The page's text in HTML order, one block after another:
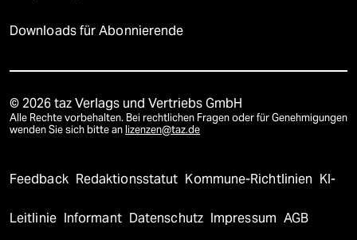
Downloads für Abonnierende
© 2026 taz Verlags und Vertriebs GmbH
Alle Rechte vorbehalten. Bei rechtlichen Fragen oder für Genehmigungen
wenden Sie sich bitte an lizenzen@taz.de
Feedback Redaktionsstatut Kommune-Richtlinien KI-
Leitlinie Informant Datenschutz Impressum AGB